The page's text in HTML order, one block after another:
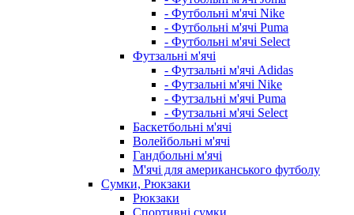
- Футбольні м'ячі Nike
- Футбольні м'ячі Puma
- Футбольні м'ячі Select
Футзальні м'ячі
- Футзальні м'ячі Adidas
- Футзальні м'ячі Nike
- Футзальні м'ячі Puma
- Футзальні м'ячі Select
Баскетбольні м'ячі
Волейбольні м'ячі
Гандбольні м'ячі
М'ячі для американського футболу
Сумки, Рюкзаки
Рюкзаки
Спортивні сумки